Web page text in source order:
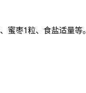
主料：地胆头20克、猪腱‮肉子‬50克、姜1片、蜜枣1粒、食盐‮量适‬等。